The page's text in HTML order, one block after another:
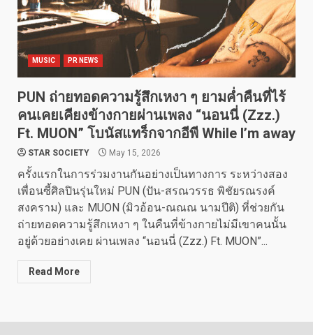
MUSIC PR NEWS
PUN ถ่ายทอดความรู้สึกเหงา ๆ ยามค่ำคืนที่ไร้
คนเคยเคียงข้างกายผ่านเพลง “นอนนี่ (Zzz.)
Ft. MUON” โบนัสแทร็กจากอีพี While I’m away
STAR SOCIETY May 15, 2026
ครั้งแรกในการร่วมงานกันอย่างเป็นทางการ ระหว่างสอง
เพื่อนซี้ศิลปินรุ่นใหม่ PUN (ปัน-สรณวรรธ พิชัยรณรงค์
สงคราม) และ MUON (มิวอ้อน-ณณณ นามปีติ) ที่ช่วยกัน
ถ่ายทอดความรู้สึกเหงา ๆ ในคืนที่ข้างกายไม่มีเขาคนนั้น
อยู่ด้วยอย่างเคย ผ่านเพลง “นอนนี่ (Zzz.) Ft. MUON”...
Read More